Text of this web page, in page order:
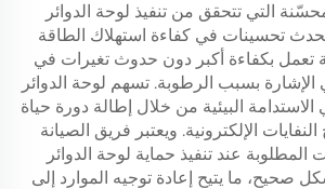
التي تتحقق من تنفيذ لوحة الدوائر
تحسينات في كفاءة استهلاك الطاقة
تعمل بكفاءة أكبر دون حدوث تغيرات في
الإشارة بسبب الرطوبة. تسهم لوحة الدوائر
البيئية من خلال إطالة دورة حياة
الإلكترونية. ويعتبر فريق الصيانة
عند تنفيذ حماية لوحة الدوائر
صحيح، ما يتيح إعادة توجيه الموارد إلى